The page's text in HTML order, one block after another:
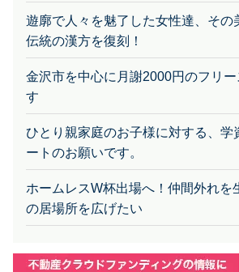
遊廓で人々を魅了した女性達、その
伝統の漢方を復刻！
金沢市を中心に月謝2000円のフリ
す
ひとり親家庭のお子様に対する、学
ートのお願いです。
ホームレスW杯出場へ！仲間外れを
の居場所を広げたい